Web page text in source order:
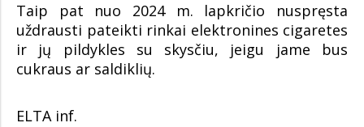
Taip pat nuo 2024 m. lapkričio nuspręsta
uždrausti pateikti rinkai elektronines cigaretes
ir jų pildykles su skysčiu, jeigu jame bus
cukraus ar saldiklių.
ELTA inf.